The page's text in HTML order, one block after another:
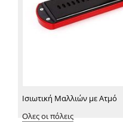
Ισιωτική Μαλλιών με Ατμό
Ολες οι πόλεις